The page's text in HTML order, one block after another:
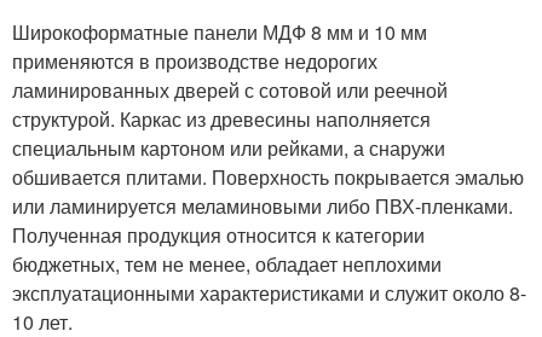
Широкоформатные панели МДФ 8 мм и 10 мм
применяются в производстве недорогих
ламинированных дверей с сотовой или реечной
структурой. Каркас из древесины наполняется
специальным картоном или рейками, а снаружи
обшивается плитами. Поверхность покрывается эмалью
или ламинируется меламиновыми либо ПВХ-пленками.
Полученная продукция относится к категории
бюджетных, тем не менее, обладает неплохими
эксплуатационными характеристиками и служит около 8-
10 лет.